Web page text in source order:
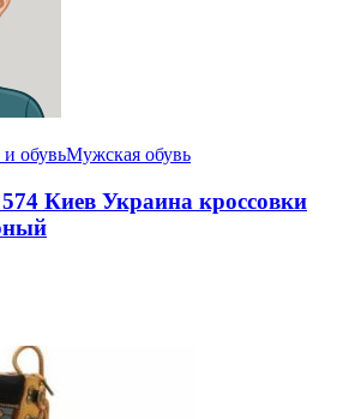
обувьМужская обувь
Киев Украина кроссовки